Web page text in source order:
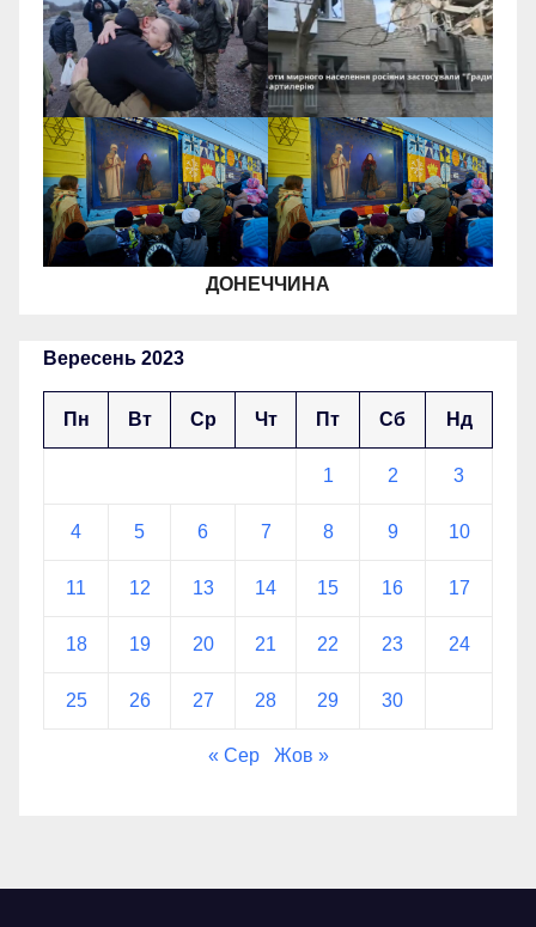
ДОНЕЧЧИНА
Вересень 2023
Пн Вт Ср Чт Пт Сб Нд
1 2 3
4 5 6 7 8 9 10
11 12 13 14 15 16 17
18 19 20 21 22 23 24
25 26 27 28 29 30
« Сер Жов »